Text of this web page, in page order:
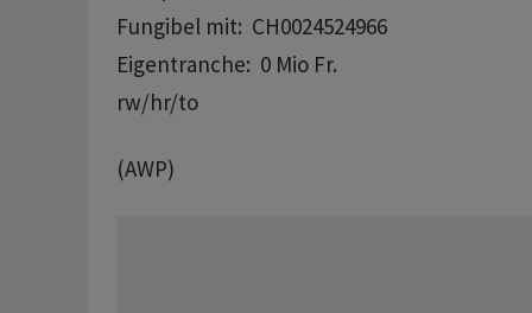
Fungibel mit:  CH0024524966
rw/hr/to
(AWP)